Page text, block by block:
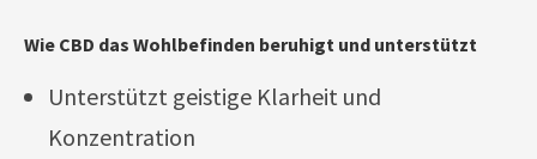
Wie CBD das Wohlbefinden beruhigt und unterstützt
Unterstützt geistige Klarheit und
Konzentration